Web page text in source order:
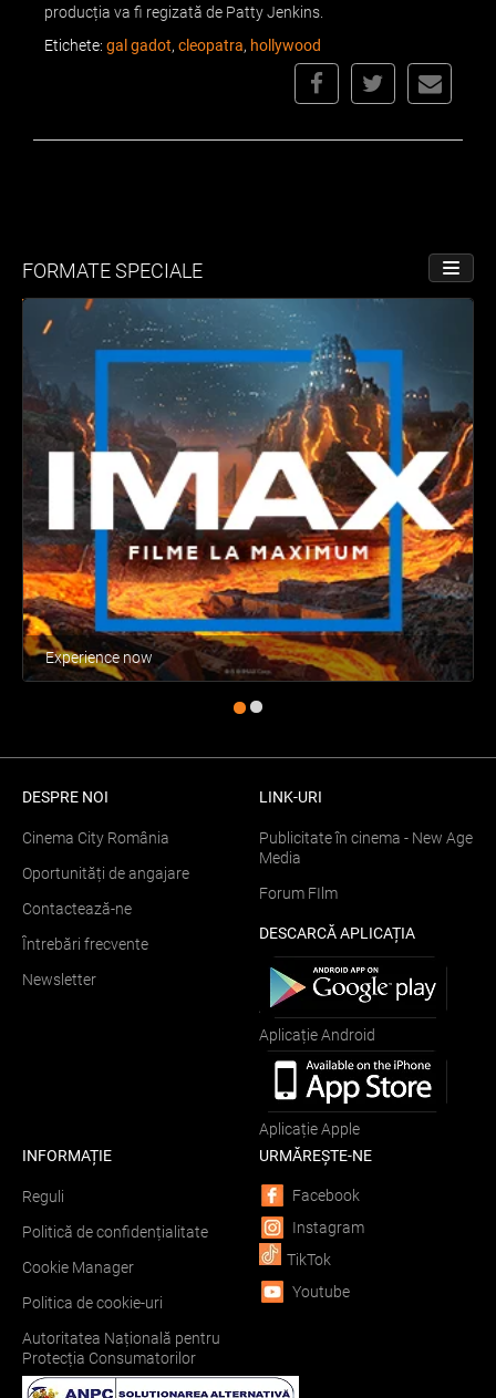
producția va fi regizată de Patty Jenkins.
Etichete: gal gadot, cleopatra, hollywood
FORMATE SPECIALE
Experience now
DESPRE NOI
Cinema City România
Oportunități de angajare
Contactează-ne
Întrebări frecvente
Newsletter
LINK-URI
Publicitate în cinema - New Age
Media
Forum FIlm
DESCARCĂ APLICAȚIA
Aplicație Android
Aplicație Apple
INFORMAȚIE
Reguli
Politică de confidențialitate
Cookie Manager
Politica de cookie-uri
Autoritatea Națională pentru
Protecția Consumatorilor
URMĂREȘTE-NE
Facebook
Instagram
TikTok
Youtube